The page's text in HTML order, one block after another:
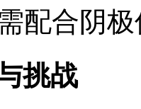
配合阴
挑战